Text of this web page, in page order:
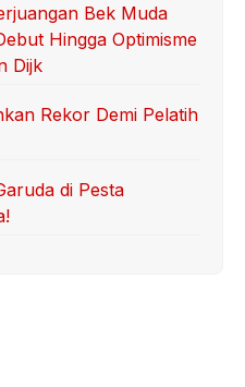
Bek Muda
Hingga Optimisme
Dijk
Rekor Demi Pelatih
di Pesta